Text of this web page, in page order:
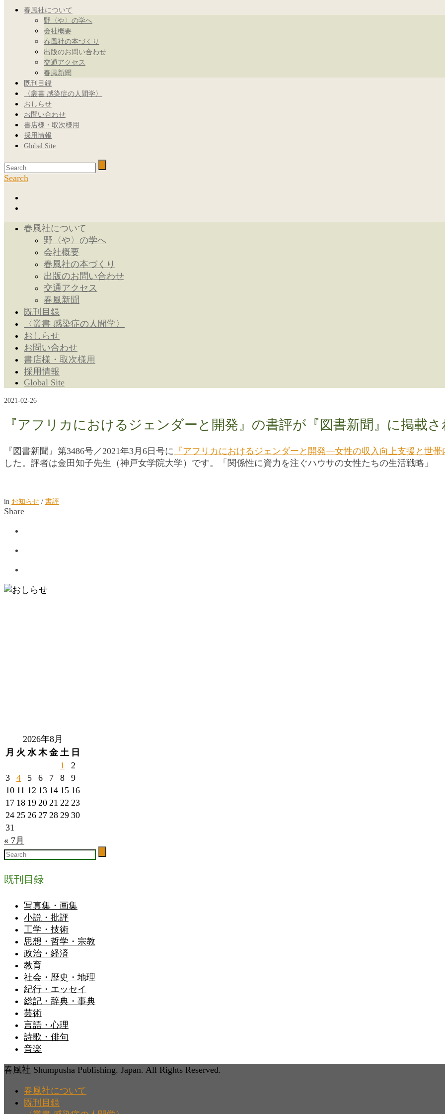
春風社について
野〈や〉の学へ
会社概要
春風社の本づくり
出版のお問い合わせ
交通アクセス
春風新聞
既刊目録
〈叢書 感染症の人間学〉
おしらせ
お問い合わせ
書店様・取次様用
採用情報
Global Site
Search
春風社について
野〈や〉の学へ
会社概要
春風社の本づくり
出版のお問い合わせ
交通アクセス
春風新聞
既刊目録
〈叢書 感染症の人間学〉
おしらせ
お問い合わせ
書店様・取次様用
採用情報
Global Site
2021-02-26
『アフリカにおけるジェンダーと開発』の書評が『図書新聞』に掲載
『図書新聞』第3486号／2021年3月6日号に 『アフリカにおけるジェンダーと開発―女性の収入向上支援と世
した。評者は金田知子先生（神戸女学院大学）です。「関係性に資力を注ぐハウサの女性たちの生活戦略」
in お知らせ / 書評
Share
2026年8月
月 火 水 木 金 土 日
1
2
3
4 5 6 7 8
9
10 11 12 13 14 15 16
17 18 19 20 21 22 23
24 25 26 27 28 29 30
31
« 7月
既刊目録
写真集・画集
小説・批評
工学・技術
思想・哲学・宗教
政治・経済
教育
社会・歴史・地理
紀行・エッセイ
総記・辞典・事典
芸術
言語・心理
詩歌・俳句
音楽
春風社 Shumpusha Publishing. Japan. All Rights Reserved.
春風社について
既刊目録